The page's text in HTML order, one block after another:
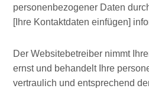
personenbezogener Daten
[Ihre Kontaktdaten einfügen]
Der Websitebetreiber nimmt
ernst und behandelt Ihre
vertraulich und entsprechend